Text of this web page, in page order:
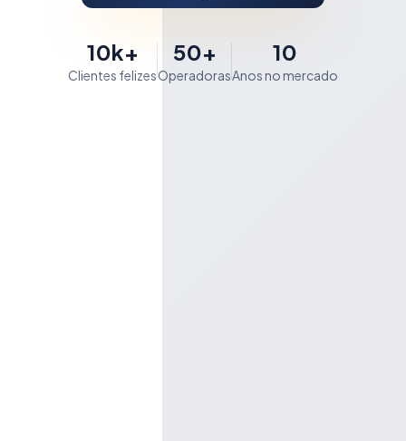
10k+
Clientes felizes
50+
Operadoras
10
Anos no mercado